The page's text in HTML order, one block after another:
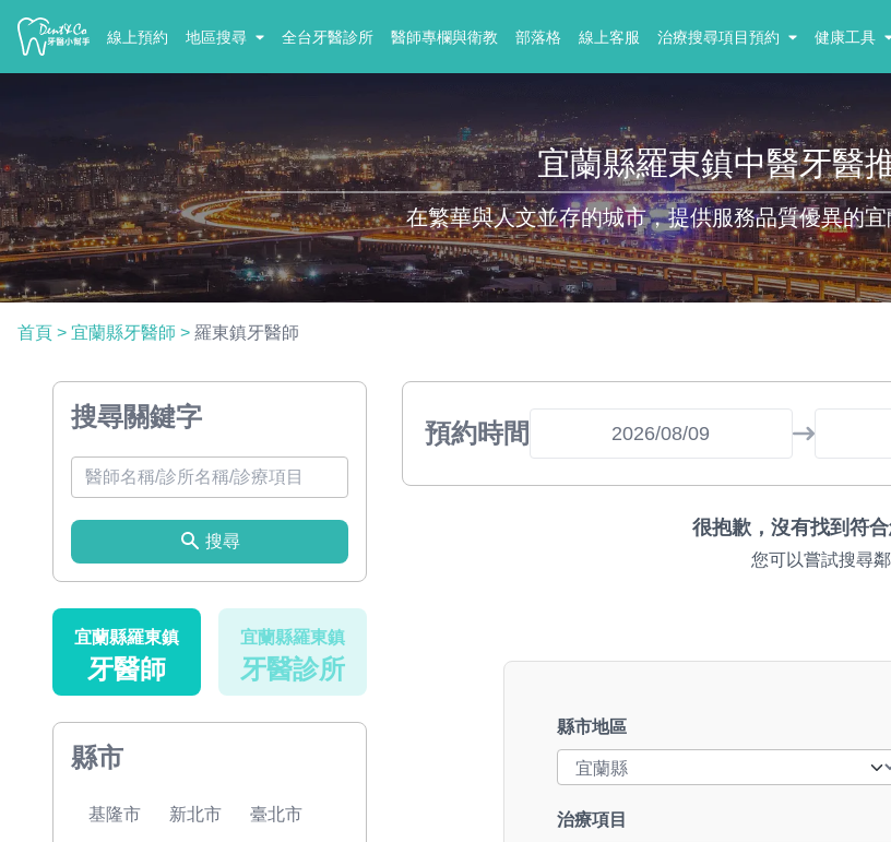
線上預約 地區搜尋 全台牙醫診所 醫師專欄與衛教 部落格 線上客服 治療搜尋項目預約 健康工具
宜蘭縣羅東鎮中醫牙醫
在繁華與人文並存的城市，提供服務品質優異的
首頁 > 宜蘭縣牙醫師 > 羅東鎮牙醫師
搜尋關鍵字
搜尋
宜蘭縣羅東鎮
牙醫師
宜蘭縣羅東鎮
牙醫診所
縣市
基隆市 新北市 臺北市
預約時間
很抱歉，沒有找到符
您可以嘗試搜尋
縣市地區
治療項目